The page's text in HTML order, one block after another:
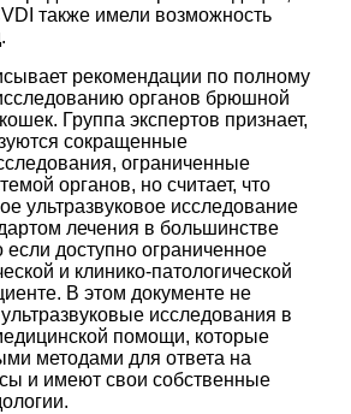
также имели возможность
рекомендации по полному
органов брюшной
Группа экспертов признает,
сокращенные
ограниченные
органов, но считает, что
ультразвуковое исследование
лечения в большинстве
если доступно ограниченное
и клинико-патологической
В этом документе не
исследования в
помощи, которые
методами для ответа на
и имеют свои собственные